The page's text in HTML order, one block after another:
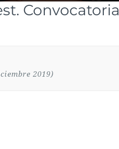
Convocatoria
2019)